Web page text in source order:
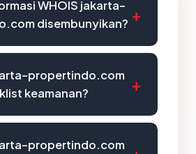
WHOIS jakarta-
disembunyikan?
propertindo.com
keamanan?
propertindo.com